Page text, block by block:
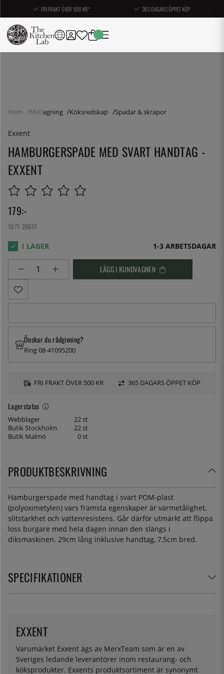
FRI FRAKT ÖVER 500 KR* 365 DAGARS ÖPPET KÖP
Hem Matlagning Köksredskap Spadar & skrapor
Exxent
HAMBURGERSPADE MED SVART HANDTAG -
EXXENT
179:-
1071-26651
1-3 ARBETSDAGAR
LÄGG I KUNDVAGNEN
Lagerstatus
Webblager
22 st
Butik Stockholm
22 st
Butik Malmö
0 st
Önskar du rådgivning?
Ring 08-41095200
FRI FRAKT ÖVER 500 KR 365 DAGARS ÖPPET KÖP
PRODUKTBESKRIVNING
Hamburgerspade med handtag i svart POM-plast
(polyoximetylen) vars främsta egenskaper är värmetålighet,
slitstarkhet och vattenresistens. Går därför utmärkt att flippa
loss burgare med hela dagen innan den slängs i
diksmaskinen. 29cm lång inklusive handtag, 7,5cm bred.
SPECIFIKATIONER
Varumärket Exxent ägs av MerxTeam som är en av
Sveriges ledande leverantörer inom restaurang- och
köksprodukter. Exxents produktsortiment är synonymt
EXXENT